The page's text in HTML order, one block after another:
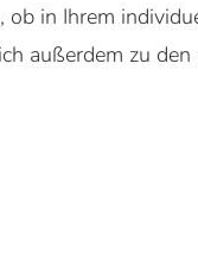
in Ihrem
außerdem zu